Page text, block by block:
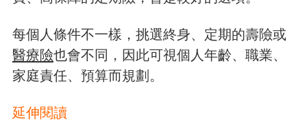
每個人條件不一樣，挑選終身、定期的壽險或
醫療險也會不同，因此可視個人年齡、職業、
家庭責任、預算而規劃。
延伸閱讀